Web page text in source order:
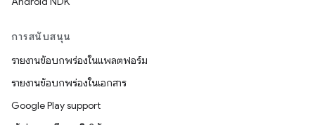
การสนับสนุน
รายงานข้อบกพร่องในแพลตฟอร์ม
รายงานข้อบกพร่องในเอกสาร
Google Play support